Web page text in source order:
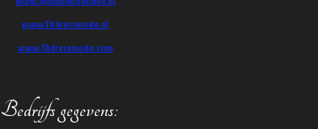
www.TKdressmode.nl
www.Tkdressmode.com
Bedrijfs gegevens: